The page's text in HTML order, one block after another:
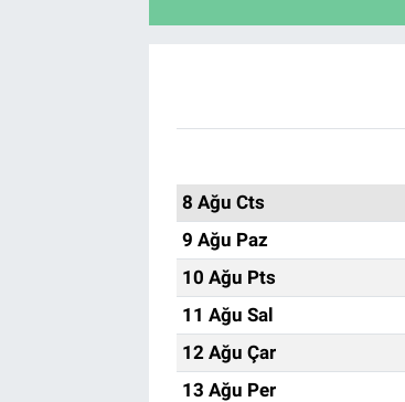
8 Ağu Cts
9 Ağu Paz
10 Ağu Pts
11 Ağu Sal
12 Ağu Çar
13 Ağu Per